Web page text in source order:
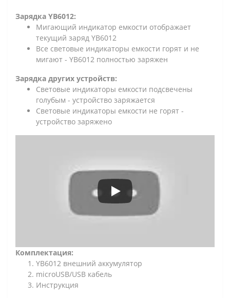
Зарядка YB6012:
Мигающий индикатор емкости отображает
текущий заряд YB6012
Все световые индикаторы емкости горят и не
мигают - YB6012 полностью заряжен
Зарядка других устройств:
Световые индикаторы емкости подсвечены
голубым - устройство заряжается
Световые индикаторы емкости не горят -
устройство заряжено
Комплектация:
YB6012 внешний аккумулятор
microUSB/USB кабель
Инструкция